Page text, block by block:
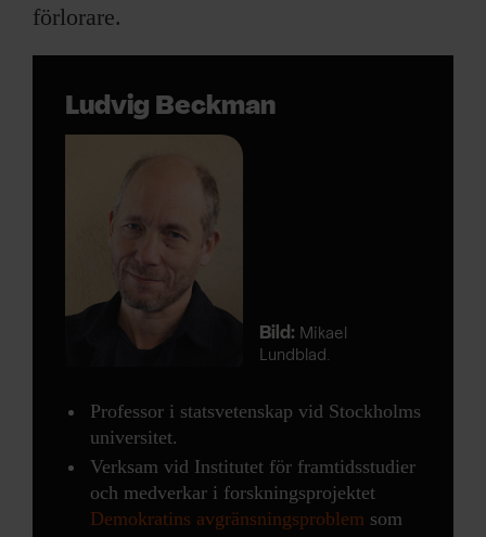
förlorare.
Ludvig Beckman
Bild: Mikael
Lundblad.
Professor i statsvetenskap vid Stockholms
universitet.
Verksam vid Institutet för framtidsstudier
och medverkar i forskningsprojektet
Demokratins avgränsningsproblem som